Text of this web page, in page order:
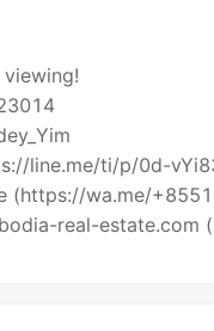
line.me/ti/p/0d-
(https://wa.me/
real-